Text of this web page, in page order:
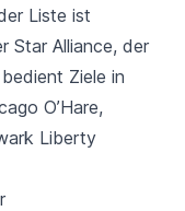
Liste ist
Star Alliance, der
Ziele in
O’Hare,
Liberty